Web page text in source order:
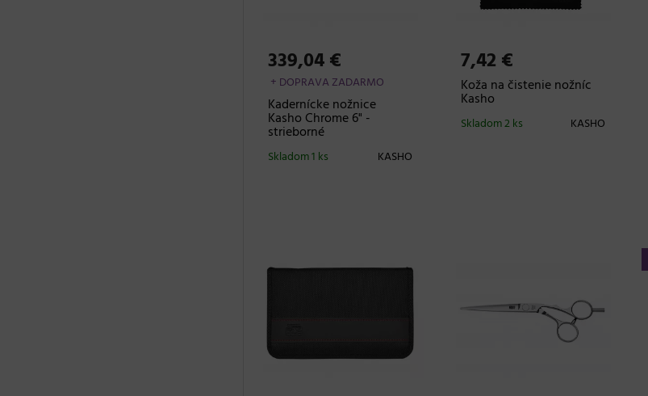
339,04 €
+ DOPRAVA ZADARMO
Kadernícke nožnice
Kasho Chrome 6" -
strieborné
KASHO
Skladom 1 ks
7,42 €
Koža na čistenie nožníc
Kasho
KASHO
Skladom 2 ks